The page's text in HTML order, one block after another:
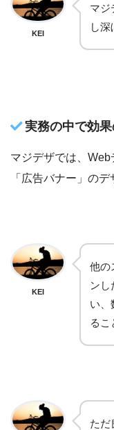
KEI
マジ
し深
実務の中で効
マジデザでは、
「広告バナー」の
KEI
他の
ンし
い、
るこ
ただ